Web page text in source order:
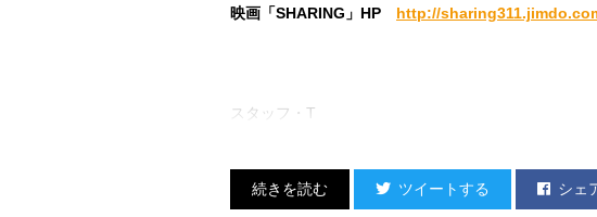
映画「SHARING」HP http://
スタッフ・T
ツイートする シェ